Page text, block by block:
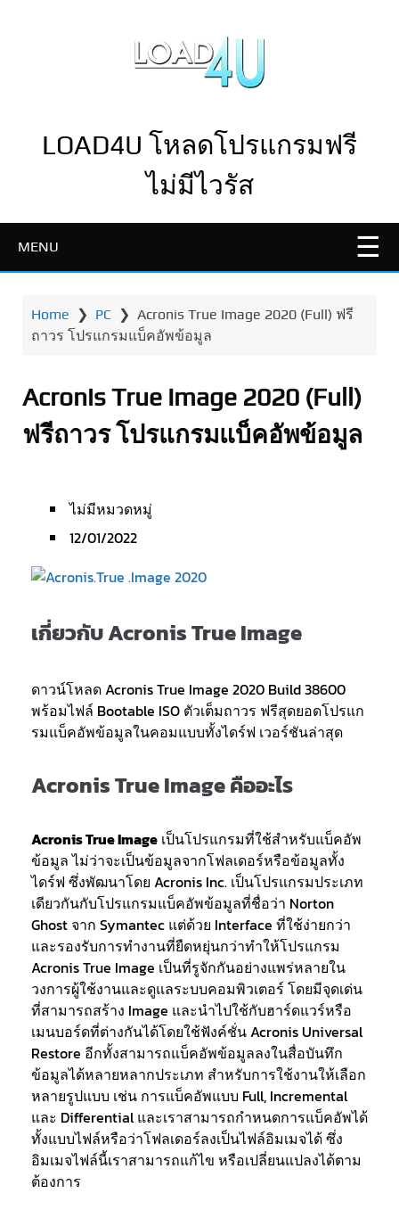
LOAD4U โหลดโปรแกรมฟรี
ไม่มีไวรัส
MENU
Home ❯ PC ❯ Acronis True Image 2020 (Full) ฟรี
ถาวร โปรแกรมแบ็คอัพข้อมูล
Acronis True Image 2020 (Full)
ฟรีถาวร โปรแกรมแบ็คอัพข้อมูล
ไม่มีหมวดหมู่
12/01/2022
เกี่ยวกับ Acronis True Image
ดาวน์โหลด Acronis True Image 2020 Build 38600
พร้อมไฟล์ Bootable ISO ตัวเต็มถาวร ฟรีสุดยอดโปรแก
รมแบ็คอัพข้อมูลในคอมแบบทั้งไดร์ฟ เวอร์ชันล่าสุด
Acronis True Image คืออะไร
Acronis True Image เป็นโปรแกรมที่ใช้สำหรับแบ็คอัพ
ข้อมูล ไม่ว่าจะเป็นข้อมูลจากโฟลเดอร์หรือข้อมูลทั้ง
ไดร์ฟ ซึ่งพัฒนาโดย Acronis Inc. เป็นโปรแกรมประเภท
เดียวกันกับโปรแกรมแบ็คอัพข้อมูลที่ชื่อว่า Norton
Ghost จาก Symantec แต่ด้วย Interface ที่ใช้ง่ายกว่า
และรองรับการทำงานที่ยืดหยุ่นกว่าทําให้โปรแกรม
Acronis True Image เป็นที่รูจักกันอย่างแพร่หลายใน
วงการผู้ใช้งานและดูแลระบบคอมพิวเตอร์ โดยมีจุดเด่น
ที่สามารถสร้าง Image และนำไปใช้กับฮาร์ดแวร์หรือ
เมนบอร์ดที่ต่างกันได้โดยใช้ฟังค์ชั่น Acronis Universal
Restore อีกทั้งสามารถแบ็คอัพข้อมูลลงในสื่อบันทึก
ข้อมูลได้หลายหลากประเภท สำหรับการใช้งานให้เลือก
หลายรูปแบบ เช่น การแบ็คอัพแบบ Full, Incremental
และ Differential และเราสามารถกำหนดการแบ็คอัพได้
ทั้งแบบไฟล์หรือว่าโฟลเดอร์ลงเป็นไฟล์อิมเมจได้ ซึ่ง
อิมเมจไฟล์นี้เราสามารถแก้ไข หรือเปลี่ยนแปลงได้ตาม
ต้องการ